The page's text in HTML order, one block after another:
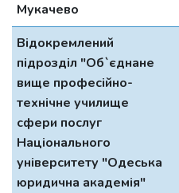
Мукачево
Відокремлений
підрозділ "Об`єднане
вище професійно-
технічне училище
сфери послуг
Національного
університету "Одеська
юридична академія"